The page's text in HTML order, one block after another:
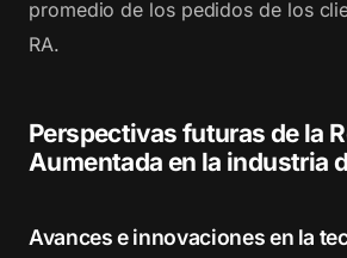
promedio de los pedidos de los
RA.
Perspectivas futuras de la
Aumentada en la industria
Avances e innovaciones en la